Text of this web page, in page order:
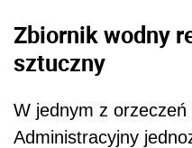
Zbiornik wodny
sztuczny
W jednym z orzeczeń
Administracyjny